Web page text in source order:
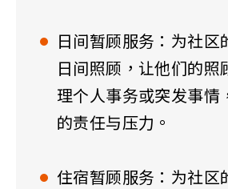
日间暂顾服务：为社区
日间照顾，让他们的照
理个人事务或突发事情
的责任与压力。
住宿暂顾服务：为社区